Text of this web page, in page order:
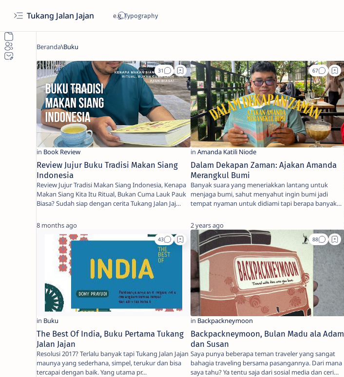
Tukang Jalan Jajan
Review Jujur Buku Tradisi Makan Siang
Indonesia
Review Jujur Tradisi Makan Siang Indonesia, Kenapa
Makan Siang Kita Itu Ritual, Bukan Cuma Lauk Pauk
Biasa? Sudah siap dengan cerita Tukang Jalan Jaj…
8 months ago
Dalam Dekapan Zaman: Ajakan Amanda
Merangkul Bumi
Banyak suara yang meneriakkan lantang untuk
menjaga bumi, sahut menyahut ingin bumi jadi
tempat nyaman untuk didiami tapi berapa banyak
2 years ago
The Best Of India, Buku Pertama Tukang
Jalan Jajan
Resolusi 2017? Terlalu banyak tapi Tukang Jalan Jajan
maunya yang sederhana, simpel, terukur dan bisa
tercapai dengan baik. Yang utama pr…
Backpackneymoon, Bulan Madu ala Adam
dan Susan
Saya punya beberapa teman traveler yang sangat
bahagia traveling bersama pasangannya. Dari mana
saya tahu? Ya tentu saja dari sosial media dan ceri…